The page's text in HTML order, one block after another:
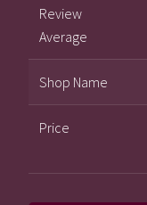
Review
Average
Shop Name
Price